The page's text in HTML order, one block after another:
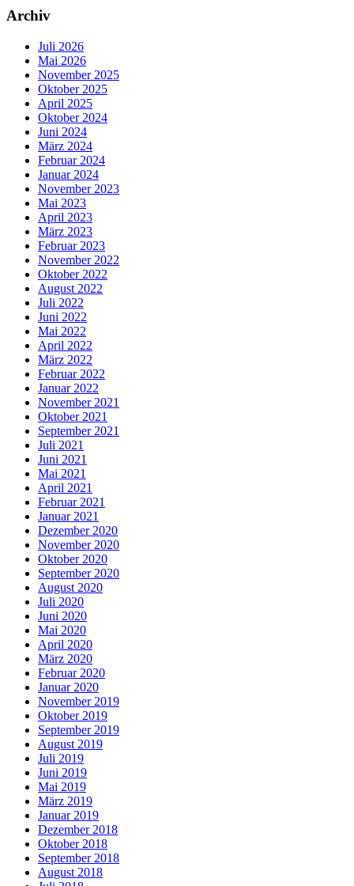
Archiv
Juli 2026
Mai 2026
November 2025
Oktober 2025
April 2025
Oktober 2024
Juni 2024
März 2024
Februar 2024
Januar 2024
November 2023
Mai 2023
April 2023
März 2023
Februar 2023
November 2022
Oktober 2022
August 2022
Juli 2022
Juni 2022
Mai 2022
April 2022
März 2022
Februar 2022
Januar 2022
November 2021
Oktober 2021
September 2021
Juli 2021
Juni 2021
Mai 2021
April 2021
Februar 2021
Januar 2021
Dezember 2020
November 2020
Oktober 2020
September 2020
August 2020
Juli 2020
Juni 2020
Mai 2020
April 2020
März 2020
Februar 2020
Januar 2020
November 2019
Oktober 2019
September 2019
August 2019
Juli 2019
Juni 2019
Mai 2019
März 2019
Januar 2019
Dezember 2018
Oktober 2018
September 2018
August 2018